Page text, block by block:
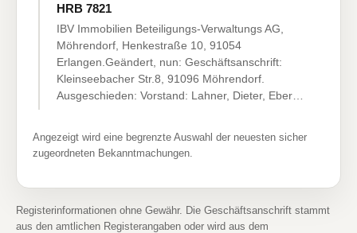
HRB 7821
IBV Immobilien Beteiligungs-Verwaltungs AG,
Möhrendorf, Henkestraße 10, 91054
Erlangen.Geändert, nun: Geschäftsanschrift:
Kleinseebacher Str.8, 91096 Möhrendorf.
Ausgeschieden: Vorstand: Lahner, Dieter, Eber…
Angezeigt wird eine begrenzte Auswahl der neuesten sicher
zugeordneten Bekanntmachungen.
Registerinformationen ohne Gewähr. Die Geschäftsanschrift stammt
aus den amtlichen Registerangaben oder wird aus dem